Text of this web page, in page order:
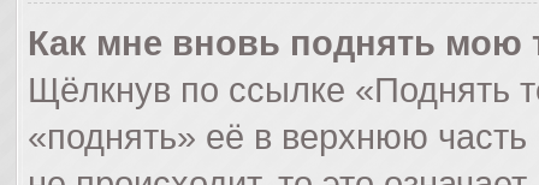
Как мне вновь поднять мою
Щёлкнув по ссылке «Поднять
«поднять» её в верхнюю